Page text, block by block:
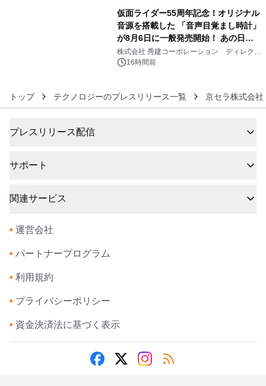
仮面ライダー55周年記念！オリジナル
音源を搭載した 「音声目覚まし時計」
が8月6日に一般発売開始！ あの日の
大興奮が今甦る
株式会社 秀建コーポレーション ディレクト
アートギャラリー
16時間前
トップ テクノロジーのプレスリリース一覧 京セラ株式会社
プレスリリース配信
サポート
関連サービス
• 運営会社
• パートナープログラム
• 利用規約
• プライバシーポリシー
• 資金決済法に基づく表示